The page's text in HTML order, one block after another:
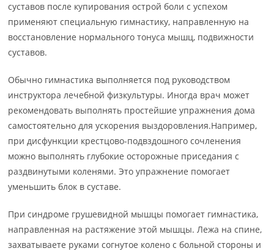
суставов после купирования острой боли с успехом
применяют специальную гимнастику, направленную на
восстановление нормального тонуса мышц, подвижности
суставов.
Обычно гимнастика выполняется под руководством
инструктора лечебной физкультуры. Иногда врач может
рекомендовать выполнять простейшие упражнения дома
самостоятельно для ускорения выздоровления.Например,
при дисфункции крестцово-подвздошного сочленения
можно выполнять глубокие осторожные приседания с
раздвинутыми коленями. Это упражнение помогает
уменьшить блок в суставе.
При синдроме грушевидной мышцы помогает гимнастика,
направленная на растяжение этой мышцы. Лежа на спине,
захватываете руками согнутое колено с больной стороны и